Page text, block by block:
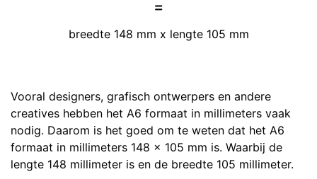
=
breedte 148 mm x lengte 105 mm
Vooral designers, grafisch ontwerpers en andere
creatives hebben het A6 formaat in millimeters vaak
nodig. Daarom is het goed om te weten dat het A6
formaat in millimeters 148 x 105 mm is. Waarbij de
lengte 148 millimeter is en de breedte 105 millimeter.